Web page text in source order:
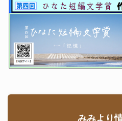
みみより